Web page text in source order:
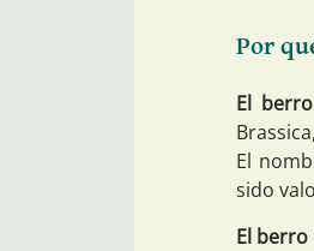
Por
El
El
sido
El